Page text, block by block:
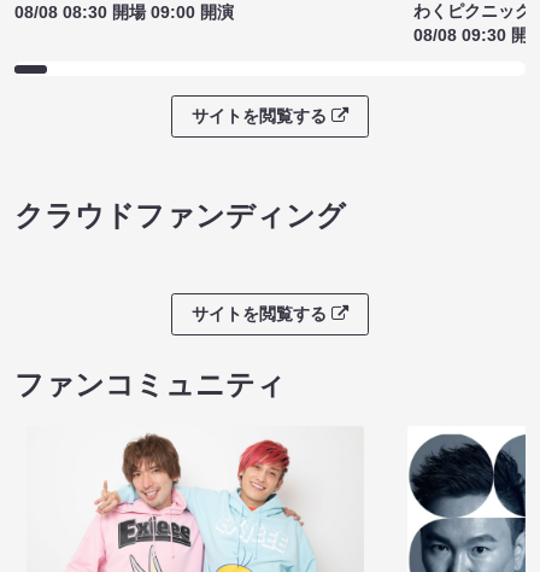
08/08 08:30 開場 09:00 開演
わくピクニック
08/08 09:30 開
サイトを閲覧する
クラウドファンディング
サイトを閲覧する
ファンコミュニティ